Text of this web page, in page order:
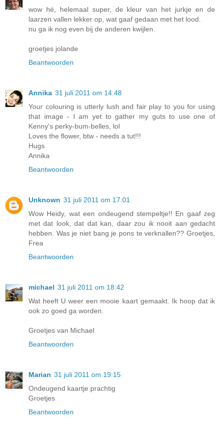
wow hé, helemaal super, de kleur van het jurkje en de
laarzen vallen lekker op, wat gaaf gedaan met het lood.
nu ga ik nog even bij de anderen kwijlen.
groetjes jolande
Beantwoorden
Annika 31 juli 2011 om 14:48
Your colouring is utterly lush and fair play to you for using
that image - I am yet to gather my guts to use one of
Kenny's perky-bum-belles, lol
Loves the flower, btw - needs a tut!!!
Hugs
Annika
Beantwoorden
Unknown 31 juli 2011 om 17:01
Wow Heidy, wat een ondeugend stempeltje!! En gaaf zeg
met dat look, dat dat kan, daar zou ik nooit aan gedacht
hebben. Was je niet bang je pons te verknallen?? Groetjes,
Frea
Beantwoorden
michael 31 juli 2011 om 18:42
Wat heeft U weer een mooie kaart gemaakt. Ik hoop dat ik
ook zo goed ga worden.
Groetjes van Michael
Beantwoorden
Marian 31 juli 2011 om 19:15
Ondeugend kaartje prachtig
Groetjes
Beantwoorden